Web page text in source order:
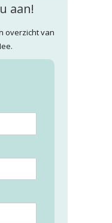
aan!
overzicht van